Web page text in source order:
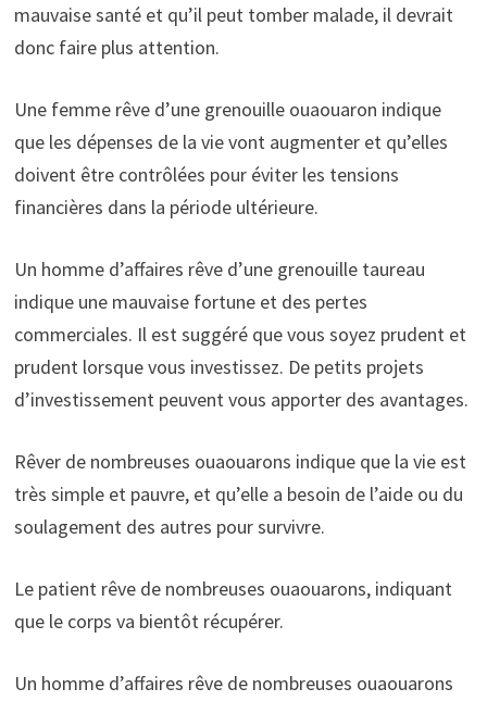
mauvaise santé et qu’il peut tomber malade, il devrait
donc faire plus attention.
Une femme rêve d’une grenouille ouaouaron indique
que les dépenses de la vie vont augmenter et qu’elles
doivent être contrôlées pour éviter les tensions
financières dans la période ultérieure.
Un homme d’affaires rêve d’une grenouille taureau
indique une mauvaise fortune et des pertes
commerciales. Il est suggéré que vous soyez prudent et
prudent lorsque vous investissez. De petits projets
d’investissement peuvent vous apporter des avantages.
Rêver de nombreuses ouaouarons indique que la vie est
très simple et pauvre, et qu’elle a besoin de l’aide ou du
soulagement des autres pour survivre.
Le patient rêve de nombreuses ouaouarons, indiquant
que le corps va bientôt récupérer.
Un homme d’affaires rêve de nombreuses ouaouarons